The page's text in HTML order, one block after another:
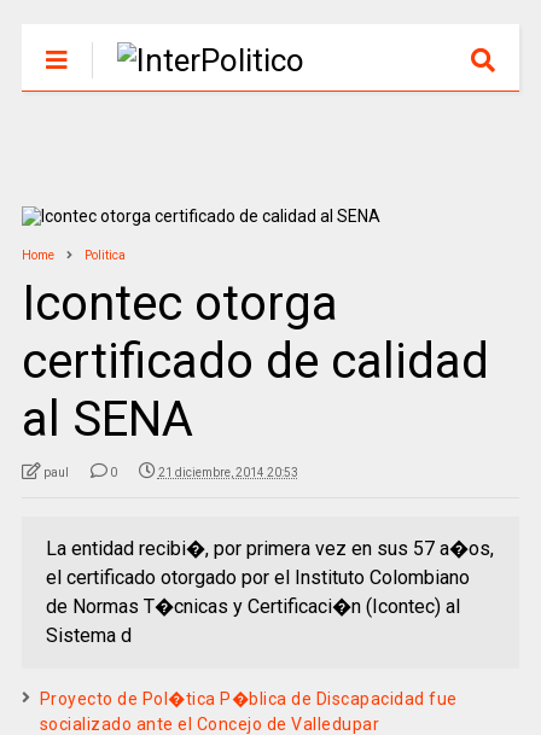
Home Politica
Icontec otorga
certificado de calidad
al SENA
paul 0 21 diciembre, 2014 20:53
La entidad recibi�, por primera vez en sus 57 a�os,
el certificado otorgado por el Instituto Colombiano
de Normas T�cnicas y Certificaci�n (Icontec) al
Sistema d
Proyecto de Pol�tica P�blica de Discapacidad fue
socializado ante el Concejo de Valledupar